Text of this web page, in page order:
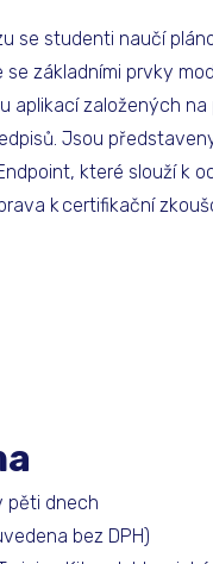
se studenti naučí
se základními prvky
aplikací založených
Jsou
které slouží k
k certifikační
pěti dnech
bez DPH)